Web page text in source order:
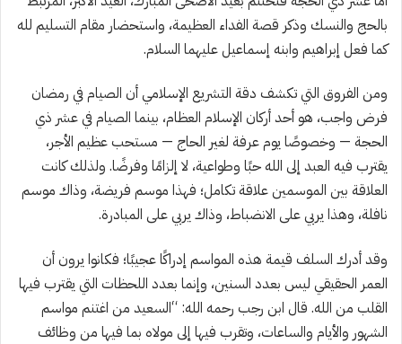
بالحج والنسك وذكر قصة الفداء العظيمة، واستحضار مقام التسليم لله
كما فعل إبراهيم وابنه إسماعيل عليهما السلام.
ومن الفروق التي تكشف دقة التشريع الإسلامي أن الصيام في رمضان
فرض واجب، هو أحد أركان الإسلام العظام، بينما الصيام في عشر ذي
الحجة — وخصوصًا يوم عرفة لغير الحاج — مستحب عظيم الأجر،
يقترب فيه العبد إلى الله حبًا وطواعية، لا إلزامًا وفرضًا. ولذلك كانت
العلاقة بين الموسمين علاقة تكامل؛ فهذا موسم فريضة، وذاك موسم
نافلة، وهذا يربي على الانضباط، وذاك يربي على المبادرة.
وقد أدرك السلف قيمة هذه المواسم إدراكًا عجيبًا؛ فكانوا يرون أن
العمر الحقيقي ليس بعدد السنين، وإنما بعدد اللحظات التي يقترب فيها
القلب من الله. قال ابن رجب رحمه الله: “السعيد من اغتنم مواسم
الشهور والأيام والساعات، وتقرب فيها إلى مولاه بما فيها من وظائف